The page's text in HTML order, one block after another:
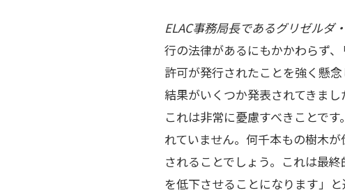
ELAC事務局長であるグリゼルダ
行の法律があるにもかかわらず
許可が発行されたことを強く懸
結果がいくつか発表されてきま
これは非常に憂慮すべきことで
れていません。何千本もの樹木
されることでしょう。これは最
を低下させることになります」と